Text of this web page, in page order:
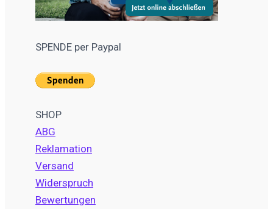
SPENDE per Paypal
SHOP
ABG
Reklamation
Versand
Widerspruch
Bewertungen